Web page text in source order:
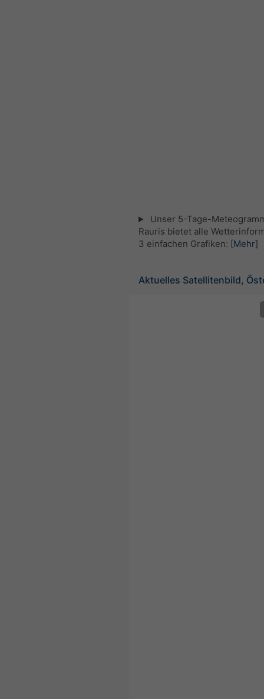
Unser 5-Tage-
Rauris bietet alle
3 einfachen Grafiken: [Mehr]
Aktuelles Satellitenbild,